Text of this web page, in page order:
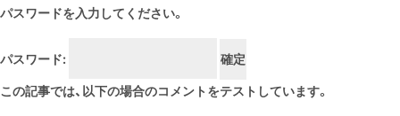
パスワードを入力してください。
パスワード:
この記事では、以下の場合のコメントをテストしています。